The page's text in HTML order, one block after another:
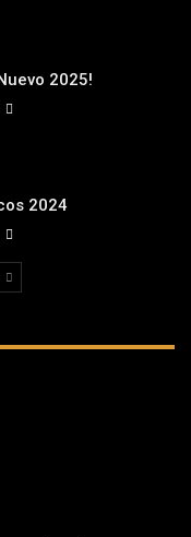
2025!
2024